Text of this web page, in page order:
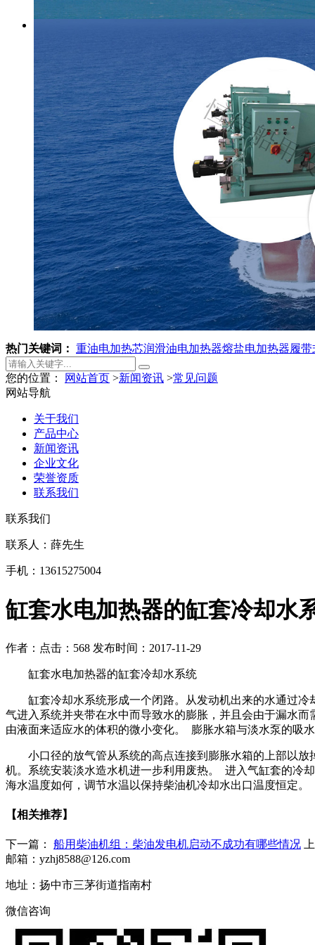
热门关键词： 重油电加热芯润滑油电加热器熔盐电加热器履
您的位置： 网站首页 >新闻资讯 >常见问题
缸套水电加热器的缸套冷却水
作者： 点击：568 发布时间：2017-11-29
缸套水电加热器的缸套冷却水系统
缸套冷却水系统形成一个闭路。从发动机出来的水通过
气进入系统并夹带在水中而导致水的膨胀，并且会由于漏水
由液面来适应水的体积的微小变化。 膨胀水箱与淡水泵的吸
小口径的放气管从系统的高点连接到膨胀水箱的上部以
机。系统安装淡水造水机进一步利用废热。 进入气缸套的冷
海水温度如何，调节水温以保持柴油机冷却水出口温度恒定。
【相关推荐】
下一篇： 船用柴油机组：柴油发电机启动不成功有哪些情况
网站导航
关于我们
产品中心
新闻资讯
企业文化
荣誉资质
联系我们
联系我们
联系人：薛先生
手机：13615275004
邮箱：yzhj8588@126.com
地址：扬中市三茅街道指南村
微信咨询